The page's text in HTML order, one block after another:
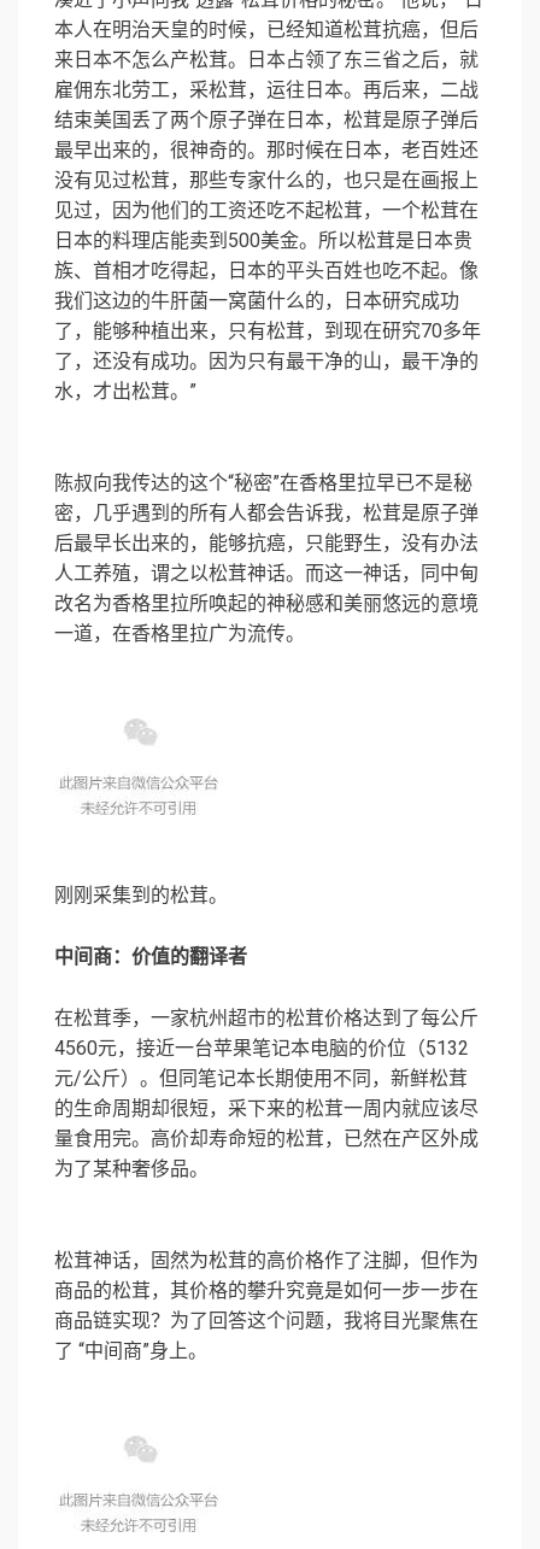
本人在明治天皇的时候，已经知道松茸抗癌，但后
来日本不怎么产松茸。日本占领了东三省之后，就
雇佣东北劳工，采松茸，运往日本。再后来，二战
结束美国丢了两个原子弹在日本，松茸是原子弹后
最早出来的，很神奇的。那时候在日本，老百姓还
没有见过松茸，那些专家什么的，也只是在画报上
见过，因为他们的工资还吃不起松茸，一个松茸在
日本的料理店能卖到500美金。所以松茸是日本贵
族、首相才吃得起，日本的平头百姓也吃不起。像
我们这边的牛肝菌一窝菌什么的，日本研究成功
了，能够种植出来，只有松茸，到现在研究70多年
了，还没有成功。因为只有最干净的山，最干净的
水，才出松茸。”
陈叔向我传达的这个“秘密”在香格里拉早已不是秘
密，几乎遇到的所有人都会告诉我，松茸是原子弹
后最早长出来的，能够抗癌，只能野生，没有办法
人工养殖，谓之以松茸神话。而这一神话，同中甸
改名为香格里拉所唤起的神秘感和美丽悠远的意境
一道，在香格里拉广为流传。
刚刚采集到的松茸。
中间商：价值的翻译者
在松茸季，一家杭州超市的松茸价格达到了每公斤
4560元，接近一台苹果笔记本电脑的价位（5132
元/公斤）。但同笔记本长期使用不同，新鲜松茸
的生命周期却很短，采下来的松茸一周内就应该尽
量食用完。高价却寿命短的松茸，已然在产区外成
为了某种奢侈品。
松茸神话，固然为松茸的高价格作了注脚，但作为
商品的松茸，其价格的攀升究竟是如何一步一步在
商品链实现？为了回答这个问题，我将目光聚焦在
了 “中间商”身上。